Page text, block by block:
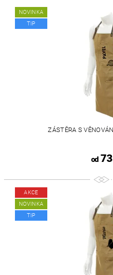
NOVINKA
TIP
ZÁSTĚRA S
od
AKCE
NOVINKA
TIP